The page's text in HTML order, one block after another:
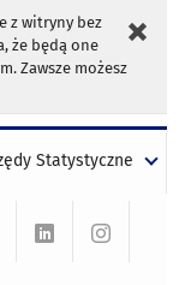
z witryny bez
że będą one
Zawsze możesz
Statystyczne